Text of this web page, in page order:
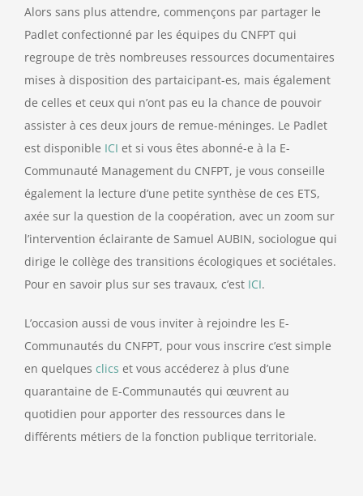
Alors sans plus attendre, commençons par partager le
Padlet confectionné par les équipes du CNFPT qui
regroupe de très nombreuses ressources documentaires
mises à disposition des partaicipant-es, mais également
de celles et ceux qui n’ont pas eu la chance de pouvoir
assister à ces deux jours de remue-méninges. Le Padlet
est disponible ICI et si vous êtes abonné-e à la E-
Communauté Management du CNFPT, je vous conseille
également la lecture d’une petite synthèse de ces ETS,
axée sur la question de la coopération, avec un zoom sur
l’intervention éclairante de Samuel AUBIN, sociologue qui
dirige le collège des transitions écologiques et sociétales.
Pour en savoir plus sur ses travaux, c’est ICI.
L’occasion aussi de vous inviter à rejoindre les E-
Communautés du CNFPT, pour vous inscrire c’est simple
en quelques clics et vous accéderez à plus d’une
quarantaine de E-Communautés qui œuvrent au
quotidien pour apporter des ressources dans le
différents métiers de la fonction publique territoriale.